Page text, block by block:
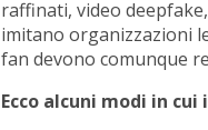
raffinati, video
imitano organizzazioni
fan devono comunque
Ecco alcuni modi in